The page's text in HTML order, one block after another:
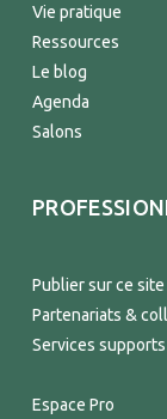
Vie pratique
Ressources
Le blog
Agenda
Salons
Publier sur ce site
Partenariats &
Services supports
Espace Pro